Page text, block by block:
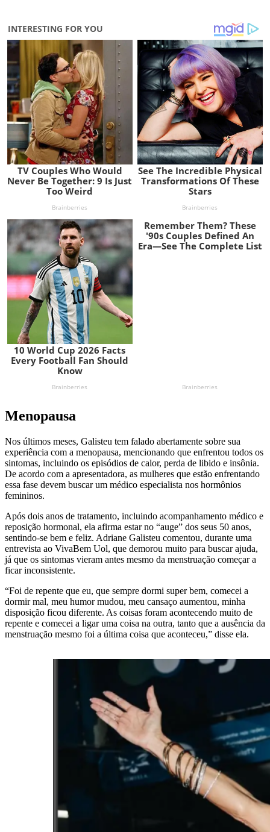
Menopausa
Nos últimos meses, Galisteu tem falado abertamente sobre sua
experiência com a menopausa, mencionando que enfrentou todos os
sintomas, incluindo os episódios de calor, perda de libido e insônia.
De acordo com a apresentadora, as mulheres que estão enfrentando
essa fase devem buscar um médico especialista nos hormônios
femininos.
Após dois anos de tratamento, incluindo acompanhamento médico e
reposição hormonal, ela afirma estar no “auge” dos seus 50 anos,
sentindo-se bem e feliz. Adriane Galisteu comentou, durante uma
entrevista ao VivaBem Uol, que demorou muito para buscar ajuda,
já que os sintomas vieram antes mesmo da menstruação começar a
ficar inconsistente.
“Foi de repente que eu, que sempre dormi super bem, comecei a
dormir mal, meu humor mudou, meu cansaço aumentou, minha
disposição ficou diferente. As coisas foram acontecendo muito de
repente e comecei a ligar uma coisa na outra, tanto que a ausência da
menstruação mesmo foi a última coisa que aconteceu,” disse ela.